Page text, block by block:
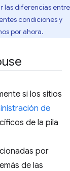
las diferencias entre
condiciones y
por ahora.
si los sitios
de
de la pila
por
de las